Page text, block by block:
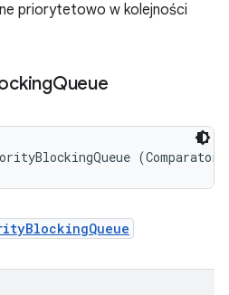
priorytetowo w kolejności
Queue